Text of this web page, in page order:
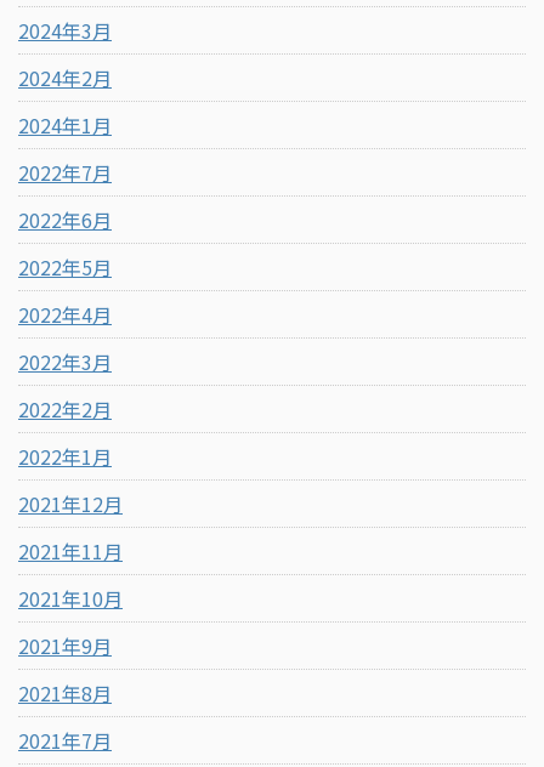
2024年3月
2024年2月
2024年1月
2022年7月
2022年6月
2022年5月
2022年4月
2022年3月
2022年2月
2022年1月
2021年12月
2021年11月
2021年10月
2021年9月
2021年8月
2021年7月